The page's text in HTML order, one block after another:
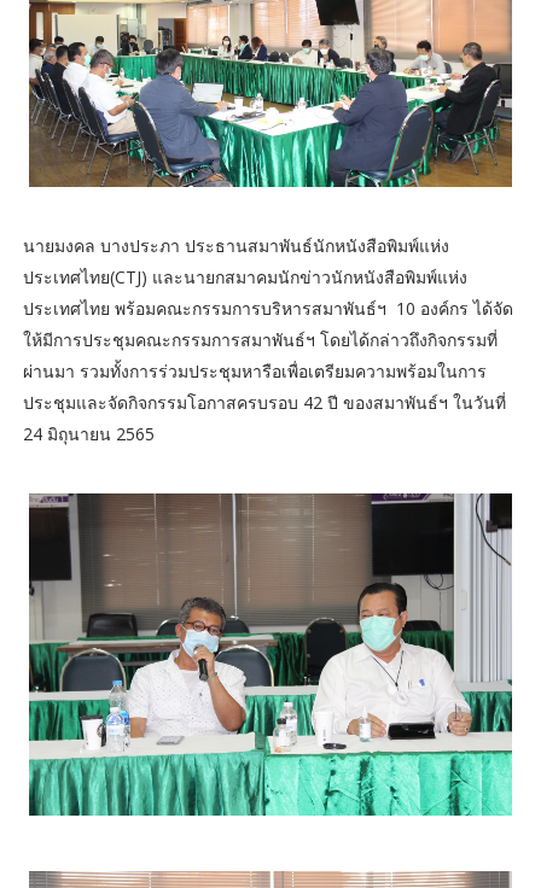
นายมงคล บางประภา ประธานสมาพันธ์นักหนังสือพิมพ์แห่ง
ประเทศไทย(CTJ) และนายกสมาคมนักข่าวนักหนังสือพิมพ์แห่ง
ประเทศไทย พร้อมคณะกรรมการบริหารสมาพันธ์ฯ 10 องค์กร ได้จัด
ให้มีการประชุมคณะกรรมการสมาพันธ์ฯ โดยได้กล่าวถึงกิจกรรมที่
ผ่านมา รวมทั้งการร่วมประชุมหารือเพื่อเตรียมความพร้อมในการ
ประชุมและจัดกิจกรรมโอกาสครบรอบ 42 ปี ของสมาพันธ์ฯ ในวันที่
24 มิถุนายน 2565